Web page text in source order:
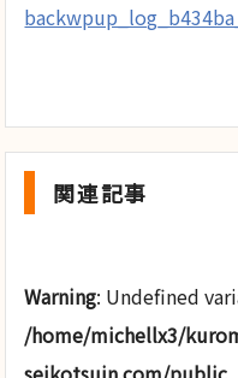
関連記事
Warning: Undefined
/home/michellx3/